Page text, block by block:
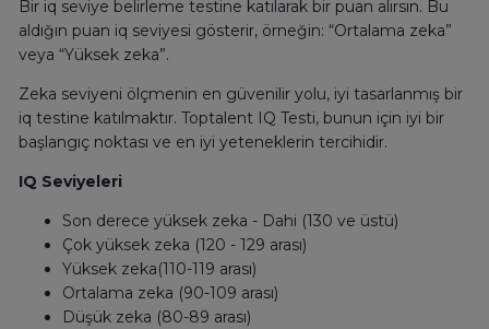
Bir iq seviye belirleme testine katılarak bir puan alırsın. Bu
aldığın puan iq seviyesi gösterir, örneğin: “Ortalama zeka”
veya “Yüksek zeka”.
Zeka seviyeni ölçmenin en güvenilir yolu, iyi tasarlanmış bir
iq testine katılmaktır. Toptalent IQ Testi, bunun için iyi bir
başlangıç noktası ve en iyi yeteneklerin tercihidir.
IQ Seviyeleri
Son derece yüksek zeka - Dahi (130 ve üstü)
Çok yüksek zeka (120 - 129 arası)
Yüksek zeka(110-119 arası)
Ortalama zeka (90-109 arası)
Düşük zeka (80-89 arası)